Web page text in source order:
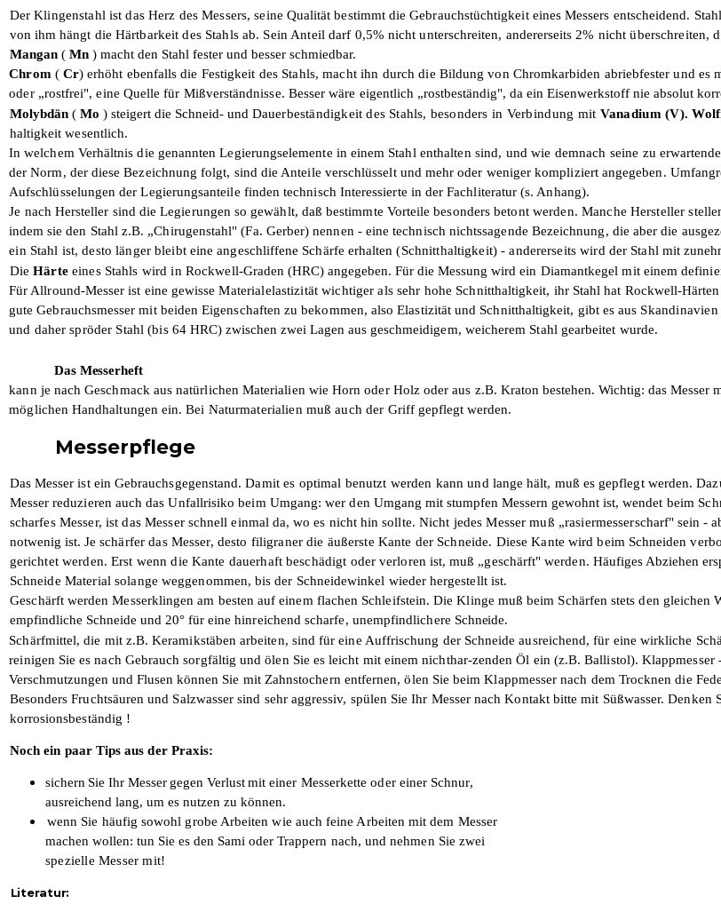
Der Klingenstahl ist das Herz des Messers,seine Qualität bestimmt die Gebrauchs­tüchtigkeit eines Messers entscheidend.
von ihm hängt die Härtbarkeit des Stahls ab. Sein Anteil darf 0,5% nicht unterschreiten, andererseits 2% nicht überschreiten,
Mangan ( Mn ) macht den Stahl fester und besser schmiedbar.
Chrom ( Cr) erhöht ebenfalls die Festig­keit des Stahls, macht ihn durch die Bildung von Chromkarbiden abriebfester und es
oder „rostfrei", eine Quelle für Mißverständnisse. Besser wäre eigentlich „rostbeständig", da ein Eisenwerkstoff nie absolut
Molybdän ( Mo ) steigert die Schneid- und Dauerbeständigkeit des Stahls, besonders in Verbindung mit Vanadium (V).
haltigkeit wesentlich.
In welchem Verhältnis die genannten Legierungselemente in einem Stahl ent­halten sind, und wie demnach seine zu
der Norm, der diese Bezeichnung folgt, sind die Anteile verschlüsselt und mehr oder weniger kompliziert angegeben.
Aufschlüsselungen der Legierungsanteile finden technisch Interessierte in der Fach­literatur (s. Anhang).
Je nach Hersteller sind die Legierungen so gewählt, daß bestimmte Vorteile besonders betont werden. Manche Hersteller
indem sieden Stahl z.B. „Chirugenstahl" (Fa. Gerber) nennen - eine technisch nichtssagende Be­zeichnung, die aber die
ein Stahl ist, desto länger bleibt eine angeschliffene Schärfe erhalten(Schnitthaltigkeit) - andererseits wird der Stahl mit
DieHärteeines Stahls wird in Rockwell-Graden (HRC) angegeben. Für die Messungwird ein Diamantkegel mit einem
Für Allround-Messer ist eine gewisseMaterialelastizität wichtiger als sehr hohe Schnitthaltigkeit, ihr Stahl hat Rockwell-
gute Gebrauchsmesser mit beiden Eigenschaften zu bekommen, also Elasti­zität und Schnitthaltigkeit, gibt es aus
und daher spröder Stahl (bis 64HRC) zwischen zwei Lagen aus geschmei­digem, weicherem Stahl gearbeitet wurde.
Das Messerheft
kann je nach Geschmack aus natürlichen Materialien wie Horn oder Holz oder aus z.B. Kraton bestehen. Wichtig: das Messer
möglichen Handhaltungen ein. Bei Naturmaterialien muß auch der Griff gepflegt werden.
Messerpflege
Das Messer ist ein Gebrauchsgegenstand.Damit es optimal benutzt werden kann und lange hält, muß es gepflegt werden.
Messer reduzieren auch das Unfallrisiko beim Umgang: wer den Umgang mit stumpfen Messern gewohnt ist, wendet beim
scharfes Messer, ist das Messer schnell einmal da, wo es nicht hin sollte. Nicht jedes Messer muß „rasiermesser­scharf" sein -
notwenig ist. Je schärfer das Messer, desto filigraner die äußerste Kante der Schneide. Diese Kantewird beim Schneiden
gerichtet werden. Erst wenn die Kante dauerhaft beschädigt oderverloren ist, muß „geschärft" werden. Häufiges Abziehen
Schneide Material solangeweggenommen, bis der Schneidewinkel wieder hergestellt ist.
Geschärft werden Messerklingen am besten auf einem flachen Schleifstein. Die Klinge muß beim Schärfen stets den
empfindliche Schneide und 20° für einehinreichend scharfe, unempfindlichere Schneide.
Schärfmittel, die mit z.B. Keramikstäben arbeiten, sind für eine Auffrischung der Schneide ausreichend, für eine wirkliche
reinigen Sie es nach Gebrauch sorgfältig und ölen Sie es leicht mit einem nichthar-zenden Öl ein (z.B. Ballistol).
Verschmutzungen und Flusen können Sie mit Zahnstochern entfernen, ölen Sie beim Klappmesser nach dem Trocknen die
Besonders Fruchtsäuren und Salzwasser sind sehr aggressiv, spülen Sie Ihr Messer nach Kontakt bitte mit Süßwasser. Denken
korrosionsbeständig !
Noch ein paar Tips aus der Praxis:
sichern Sie Ihr Messer gegen Verlust miteiner Messerkette oder einer Schnur,
ausreichend lang, um es nutzen zu können.
wenn Sie häufig sowohl grobe Arbeiten wie auch feine Arbeiten mit dem Messer
machen wollen: tun Sie es den Sami oder Trappern nach, und nehmen Sie zwei
spezielle Messer mit!
Literatur: